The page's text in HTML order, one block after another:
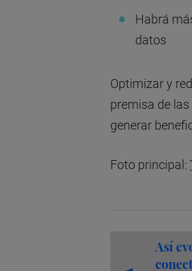
Habrá
datos
Optimizar y
premisa de
generar
Foto principal:
Así